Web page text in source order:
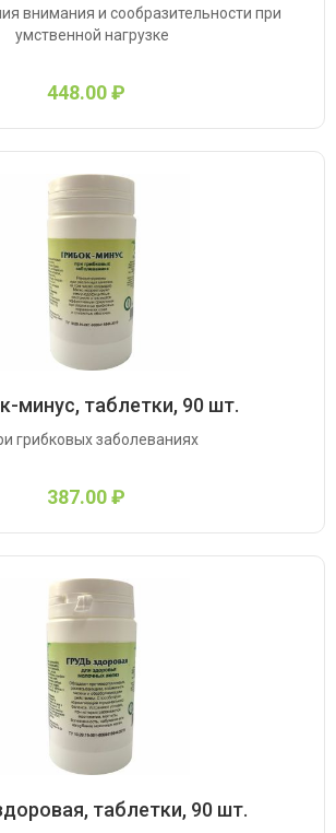
внимания и сообразительности при
умственной нагрузке
448.00 ₽
минус, таблетки, 90 шт.
грибковых заболеваниях
387.00 ₽
таблетки, 90 шт.